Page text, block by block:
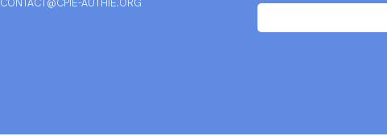
CONTACT@CPIE-AUTHIE.ORG